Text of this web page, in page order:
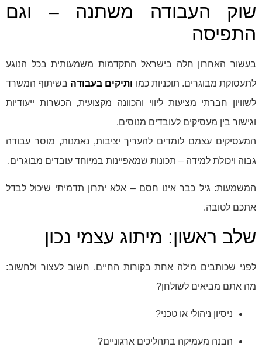
שוק העבודה משתנה – וגם
התפיסה
בעשור האחרון חלה בישראל התקדמות משמעותית בכל הנוגע
לתעסוקת מבוגרים. תוכניות כמו ותיקים בעבודה בשיתוף המשרד
לשוויון חברתי מציעות ליווי והכוונה מקצועית, הכשרות ייעודיות
וגישור בין מעסיקים לעובדים מנוסים.
המעסיקים עצמם לומדים להעריך יציבות, נאמנות, מוסר עבודה
גבוה ויכולת למידה – תכונות שמאפיינות במיוחד עובדים מבוגרים.
המשמעות: גיל כבר אינו חסם – אלא יתרון תדמיתי שיכול לבדל
אתכם לטובה.
שלב ראשון: מיתוג עצמי נכון
לפני שכותבים מילה אחת בקורות החיים, חשוב לעצור ולחשוב:
מה אתם מביאים לשולחן?
ניסיון ניהולי או טכני?
הבנה מעמיקה בתהליכים ארגוניים?